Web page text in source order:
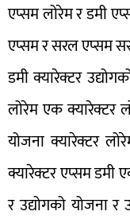
एप्सम लोरेम र डमी
एप्सम र सरल एप्सम
डमी क्यारेक्टर
लोरेम एक क्यारेक्टर
योजना क्यारेक्टर
क्यारेक्टर एप्सम डमी
र उद्योगको योजना